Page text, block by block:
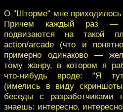
О "Шторме" мне приходилось
Причем каждый раз —
подвизаются на такой
action/arcade (что и
примерно одинаково —
тому жанру, в котором я
что-нибудь вроде: "Я
(имелись в виду
беседы с
знаешь: интересно,